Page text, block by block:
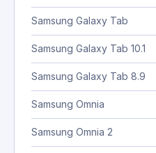
Samsung Galaxy Tab
Samsung Galaxy Tab 10.1
Samsung Galaxy Tab 8.9
Samsung Omnia
Samsung Omnia 2